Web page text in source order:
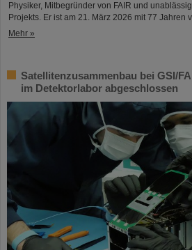
Physiker, Mitbegründer von FAIR und
Projekts. Er ist am 21. März 2026 mit 77 Jahren
Mehr »
Satellitenzusammenbau bei GSI/
im Detektorlabor abgeschlossen